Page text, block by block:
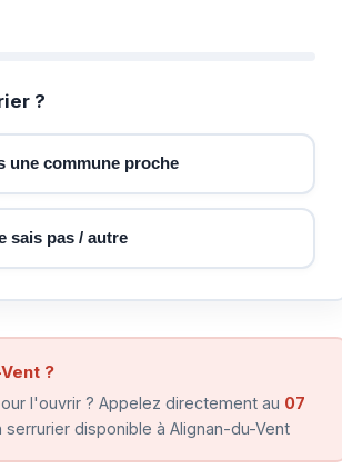
?
une commune proche
sais pas / autre
?
l'ouvrir ? Appelez directement au 07
disponible à Alignan-du-Vent